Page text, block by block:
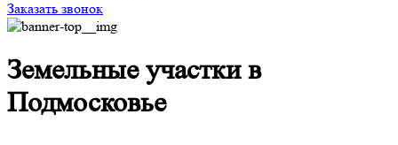
Заказать звонок
Земельные участки в
Подмосковье